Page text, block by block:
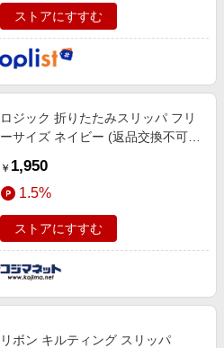
ストアにすすむ
ロジック 折りたたみスリッパ フリ
ーサイズ ネイビー (返品交換不可)
￥ 1,950
1.5%
ストアにすすむ
リボン キルティング スリッパ